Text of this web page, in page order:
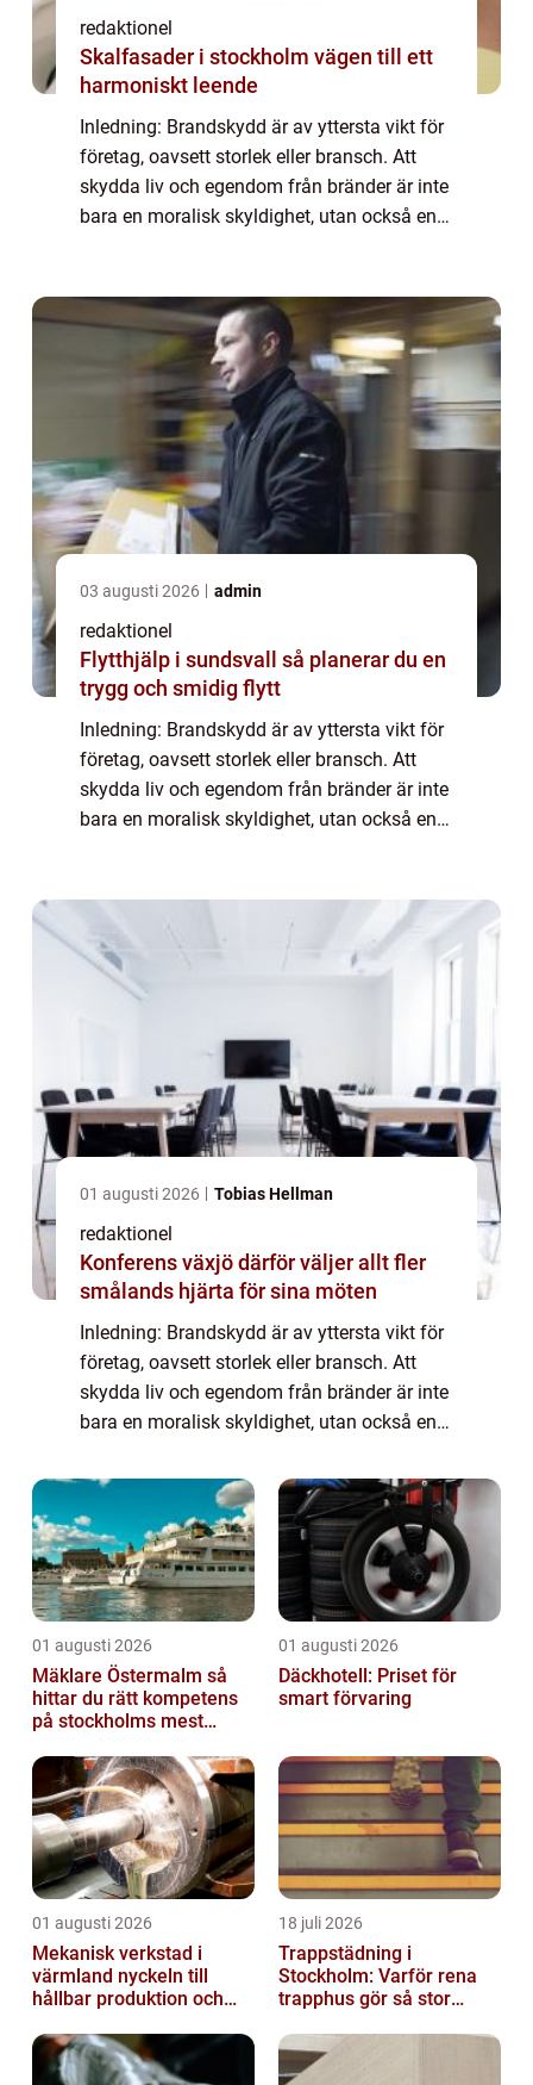
redaktionel
Skalfasader i stockholm vägen till ett
harmoniskt leende
Inledning: Brandskydd är av yttersta vikt för
företag, oavsett storlek eller bransch. Att
skydda liv och egendom från bränder är inte
bara en moralisk skyldighet, utan också en
03 augusti 2026 admin
redaktionel
Flytthjälp i sundsvall så planerar du en
trygg och smidig flytt
Inledning: Brandskydd är av yttersta vikt för
företag, oavsett storlek eller bransch. Att
skydda liv och egendom från bränder är inte
bara en moralisk skyldighet, utan också en
01 augusti 2026 Tobias Hellman
redaktionel
Konferens växjö därför väljer allt fler
smålands hjärta för sina möten
Inledning: Brandskydd är av yttersta vikt för
företag, oavsett storlek eller bransch. Att
skydda liv och egendom från bränder är inte
bara en moralisk skyldighet, utan också en
denna artikel kommer vi att utfors...
01 augusti 2026
Mäklare Östermalm så
hittar du rätt kompetens
på stockholms mest
01 augusti 2026
Däckhotell: Priset för
smart förvaring
01 augusti 2026
Mekanisk verkstad i
värmland nyckeln till
hållbar produktion och
18 juli 2026
Trappstädning i
Stockholm: Varför rena
trapphus gör så stor